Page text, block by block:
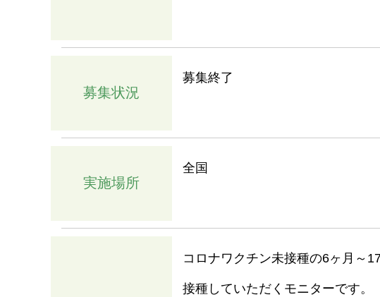
募集状況
募集終了
実施場所
全国
コロナワクチン未接種の6ヶ月～
接種していただくモニターです。